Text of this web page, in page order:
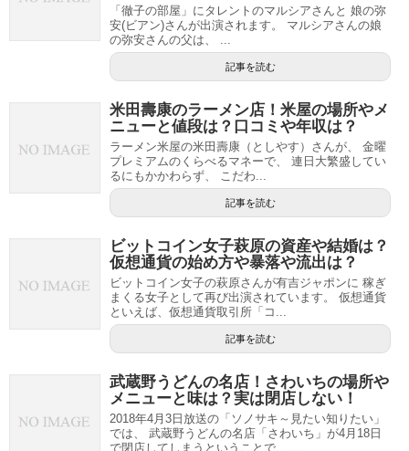
「徹子の部屋」にタレントのマルシアさんと 娘の弥
安(ビアン)さんが出演されます。 マルシアさんの娘
の弥安さんの父は、 ...
記事を読む
米田壽康のラーメン店！米屋の場所やメ
ニューと値段は？口コミや年収は？
ラーメン米屋の米田壽康（としやす）さんが、 金曜
プレミアムのくらべるマネーで、 連日大繁盛してい
るにもかかわらず、 こだわ...
記事を読む
ビットコイン女子萩原の資産や結婚は？
仮想通貨の始め方や暴落や流出は？
ビットコイン女子の萩原さんが有吉ジャポンに 稼ぎ
まくる女子として再び出演されています。 仮想通貨
といえば、仮想通貨取引所「コ...
記事を読む
武蔵野うどんの名店！さわいちの場所や
メニューと味は？実は閉店しない！
2018年4月3日放送の「ソノサキ～見たい知りたい」
では、 武蔵野うどんの名店「さわいち」が4月18日
で閉店してしまうということで、 ...